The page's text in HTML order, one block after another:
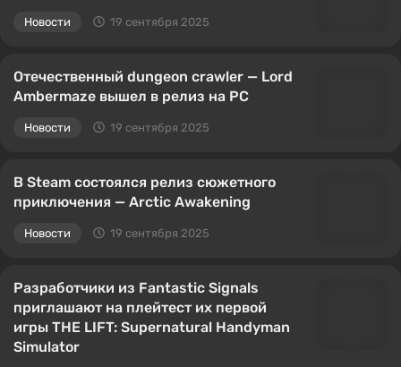
Новости 19 сентября 2025
Отечественный dungeon crawler — Lord
Ambermaze вышел в релиз на PC
Новости 19 сентября 2025
В Steam состоялся релиз сюжетного
приключения — Arctic Awakening
Новости 19 сентября 2025
Разработчики из Fantastic Signals
приглашают на плейтест их первой
игры THE LIFT: Supernatural Handyman
Simulator